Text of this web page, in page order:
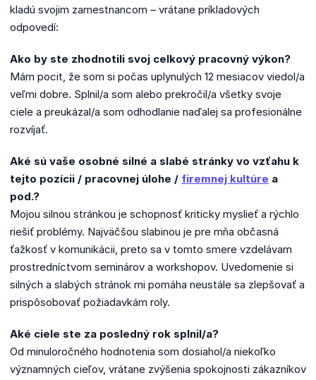
kladú svojim zamestnancom – vrátane príkladových
odpovedí:
Ako by ste zhodnotili svoj celkový pracovný výkon?
Mám pocit, že som si počas uplynulých 12 mesiacov viedol/a
veľmi dobre. Splnil/a som alebo prekročil/a všetky svoje
ciele a preukázal/a som odhodlanie naďalej sa profesionálne
rozvíjať.
Aké sú vaše osobné silné a slabé stránky vo vzťahu k
tejto pozícii / pracovnej úlohe / firemnej kultúre a
pod.?
Mojou silnou stránkou je schopnosť kriticky myslieť a rýchlo
riešiť problémy. Najväčšou slabinou je pre mňa občasná
ťažkosť v komunikácii, preto sa v tomto smere vzdelávam
prostredníctvom seminárov a workshopov. Uvedomenie si
silných a slabých stránok mi pomáha neustále sa zlepšovať a
prispôsobovať požiadavkám roly.
Aké ciele ste za posledný rok splnil/a?
Od minuloročného hodnotenia som dosiahol/a niekoľko
významných cieľov, vrátane zvýšenia spokojnosti zákazníkov